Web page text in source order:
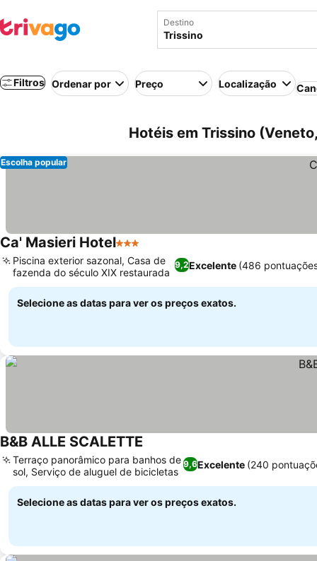
Destino
Filtros Ordenar por Preço Localização
Hotéis em Trissino
Escolha popular
Ca' Masieri Hotel3 Estrelas
9,2Excelente (486
Piscina exterior sazonal, Casa de
fazenda do século XIX restaurada
Selecione as datas para ver os preços exatos.
B&B ALLE SCALETTE
9,6Excelente (240
Terraço panorâmico para banhos de
sol, Serviço de aluguel de bicicletas
Selecione as datas para ver os preços exatos.